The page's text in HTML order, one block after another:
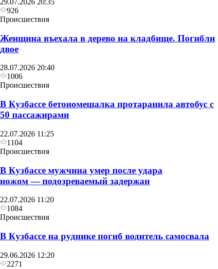
29.07.2026 20:35
926
Происшествия
Женщина въехала в дерево на кладбище. Погибли
двое
28.07.2026 20:40
1006
Происшествия
В Кузбассе бетономешалка протаранила автобус с
50 пассажирами
22.07.2026 11:25
1104
Происшествия
В Кузбассе мужчина умер после удара
ножом — подозреваемый задержан
22.07.2026 11:20
1084
Происшествия
В Кузбассе на руднике погиб водитель самосвала
29.06.2026 12:20
2271